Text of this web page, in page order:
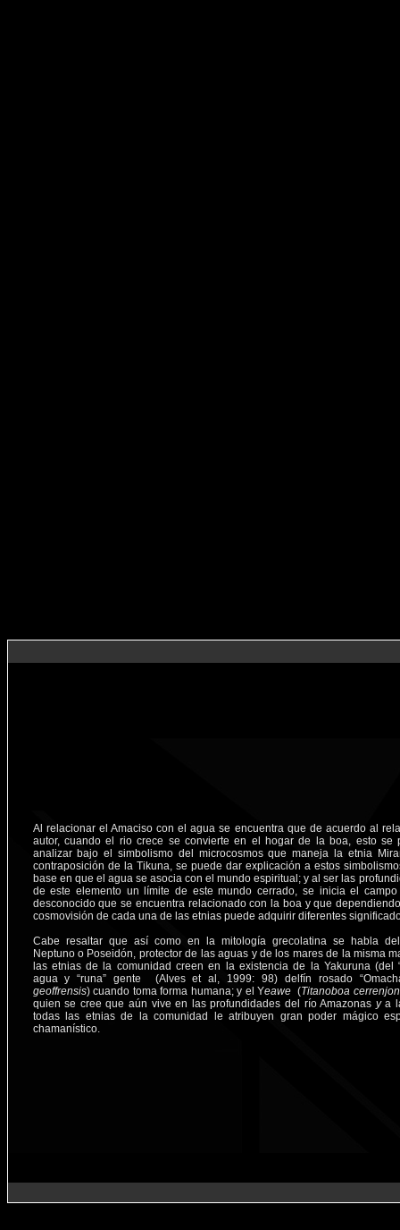
Al relacionar el Amaciso con el agua se encuentra que de acuerdo al
autor, cuando el rio crece se convierte en el hogar de la boa, esto se
analizar bajo el simbolismo del microcosmos que maneja la etnia
contraposición de la Tikuna, se puede dar explicación a estos
base en que el agua se asocia con el mundo espiritual; y al ser las
de este elemento un límite de este mundo cerrado, se inicia el
desconocido que se encuentra relacionado con la boa y que
cosmovisión de cada una de las etnias puede adquirir diferentes
Cabe resaltar que así como en la mitología grecolatina se habla
Neptuno o Poseidón, protector de las aguas y de los mares de la misma
las etnias de la comunidad creen en la existencia de la Yakuruna (del
agua y “runa” gente (Alves et al, 1999: 98) delfín rosado
geoffrensis) cuando toma forma humana; y el Yeawe (Titanoboa
quien se cree que aún vive en las profundidades del río Amazonas ya
todas las etnias de la comunidad le atribuyen gran poder mágico
chamanístico.